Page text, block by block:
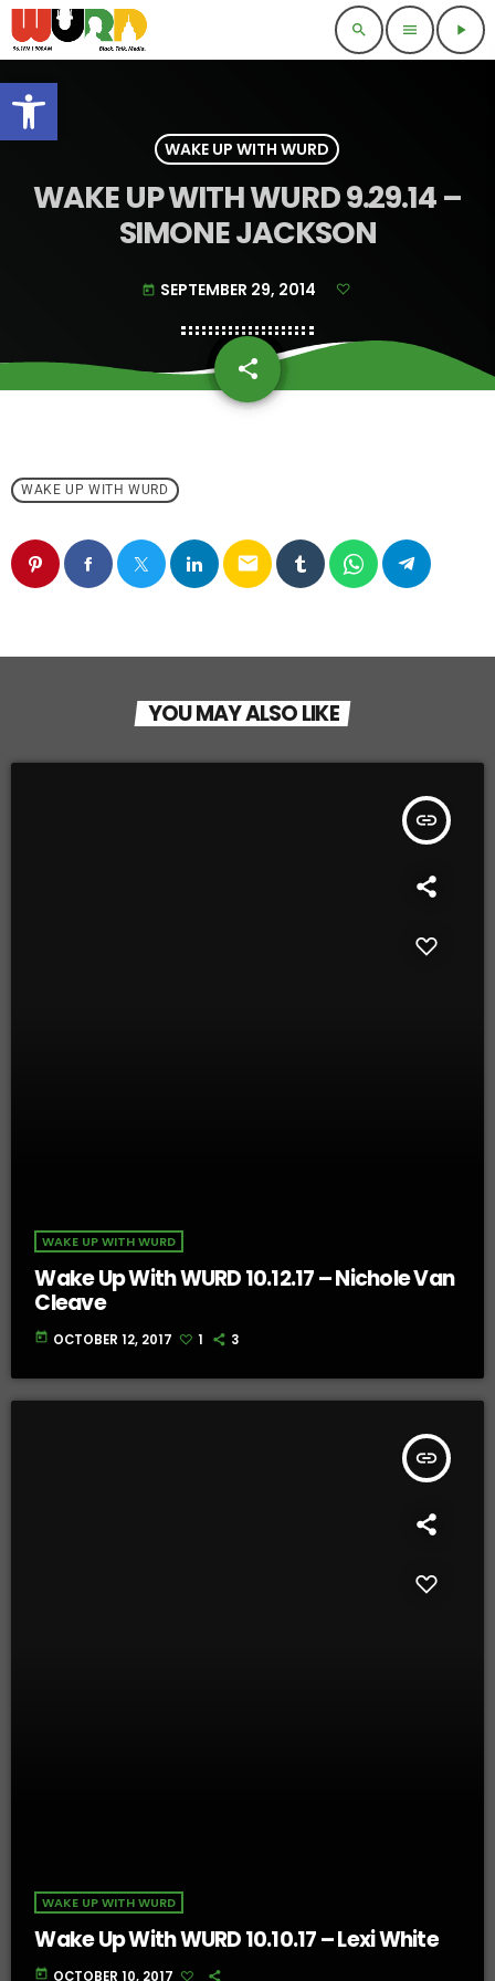
Open toolbar
search menu play_arrow
WAKE UP WITH WURD
WAKE UP WITH WURD 9.29.14 –
SIMONE JACKSON
today SEPTEMBER 29, 2014
share
email
WAKE UP WITH WURD
email
YOU MAY ALSO LIKE
insert_link
WAKE UP WITH WURD
Wake Up With WURD 10.12.17 – Nichole Van
Cleave
today OCTOBER 12, 2017 1 3
insert_link
WAKE UP WITH WURD
Wake Up With WURD 10.10.17 – Lexi White
today OCTOBER 10, 2017